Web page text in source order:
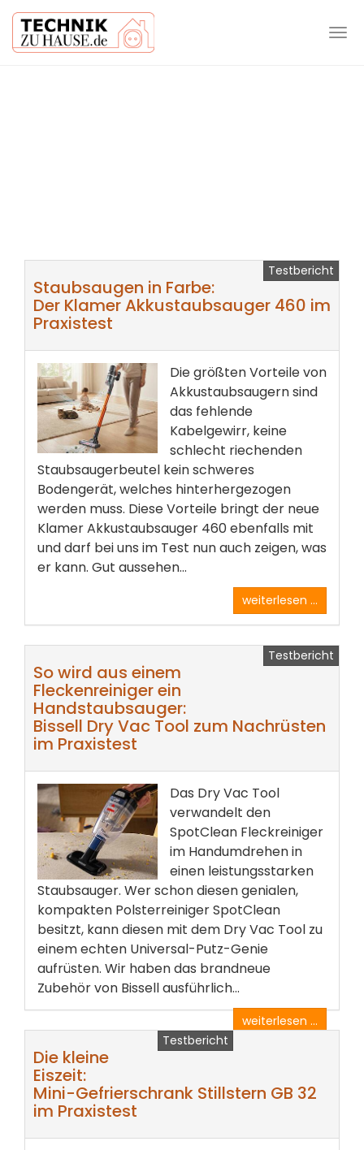
Testbericht
Staubsaugen in Farbe:
Der Klamer Akkustaubsauger 460 im
Praxistest
Die größten Vorteile von
Akkustaubsaugern sind
das fehlende
Kabelgewirr, keine
schlecht riechenden
Staubsaugerbeutel kein schweres
Bodengerät, welches hinterhergezogen
werden muss. Diese Vorteile bringt der neue
Klamer Akkustaubsauger 460 ebenfalls mit
und darf bei uns im Test nun auch zeigen, was
er kann. Gut aussehen...
weiterlesen ...
Testbericht
So wird aus einem
Fleckenreiniger ein
Handstaubsauger:
Bissell Dry Vac Tool zum Nachrüsten
im Praxistest
Das Dry Vac Tool
verwandelt den
SpotClean Fleckreiniger
im Handumdrehen in
einen leistungsstarken
Staubsauger. Wer schon diesen genialen,
kompakten Polsterreiniger SpotClean
besitzt, kann diesen mit dem Dry Vac Tool zu
einem echten Universal-Putz-Genie
aufrüsten. Wir haben das brandneue
Zubehör von Bissell ausführlich...
weiterlesen ...
Testbericht
Die kleine
Eiszeit:
Mini-Gefrierschrank Stillstern GB 32
im Praxistest